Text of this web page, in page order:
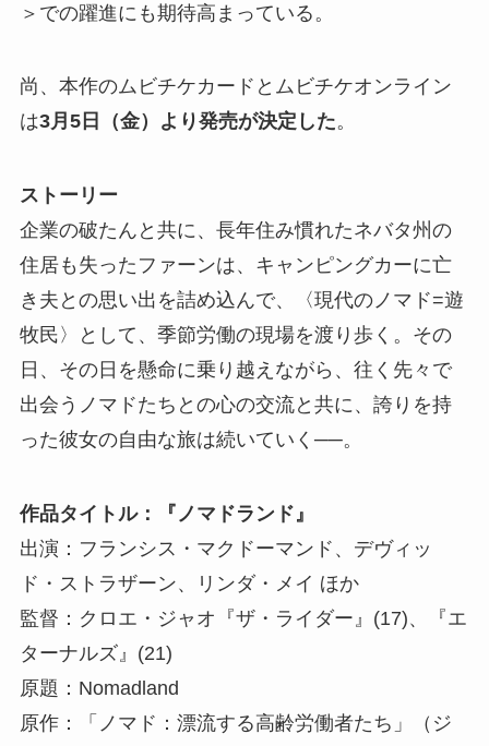
＞での躍進にも期待高まっている。
尚、本作のムビチケカードとムビチケオンライン
は3月5日（金）より発売が決定した。
ストーリー
企業の破たんと共に、長年住み慣れたネバタ州の
住居も失ったファーンは、キャンピングカーに亡
き夫との思い出を詰め込んで、〈現代のノマド=遊
牧民〉として、季節労働の現場を渡り歩く。その
日、その日を懸命に乗り越えながら、往く先々で
出会うノマドたちとの心の交流と共に、誇りを持
った彼女の自由な旅は続いていく──。
作品タイトル：『ノマドランド』
出演：フランシス・マクドーマンド、デヴィッ
ド・ストラザーン、リンダ・メイ ほか
監督：クロエ・ジャオ『ザ・ライダー』(17)、『エ
ターナルズ』(21)
原題：Nomadland
原作：「ノマド：漂流する高齢労働者たち」（ジ